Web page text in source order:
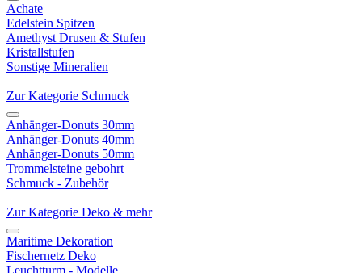
Achate
Edelstein Spitzen
Amethyst Drusen & Stufen
Kristallstufen
Sonstige Mineralien
Zur Kategorie Schmuck
Anhänger-Donuts 30mm
Anhänger-Donuts 40mm
Anhänger-Donuts 50mm
Trommelsteine gebohrt
Schmuck - Zubehör
Zur Kategorie Deko & mehr
Maritime Dekoration
Fischernetz Deko
Leuchtturm - Modelle